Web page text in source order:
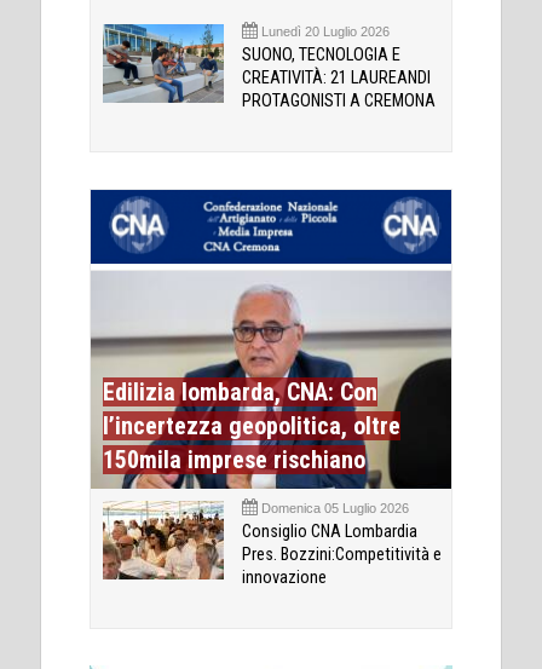
Lunedì 20 Luglio 2026
SUONO, TECNOLOGIA E
CREATIVITÀ: 21 LAUREANDI
PROTAGONISTI A CREMONA
Edilizia lombarda, CNA: Con
l’incertezza geopolitica, oltre
150mila imprese rischiano
Domenica 05 Luglio 2026
Consiglio CNA Lombardia
Pres. Bozzini:Competitività e
innovazione